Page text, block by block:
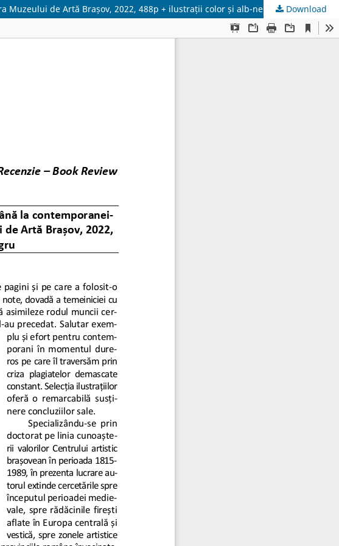
Muzeului de Artă Brașov, 2022, 488p + ilustrații color și alb-negru Download